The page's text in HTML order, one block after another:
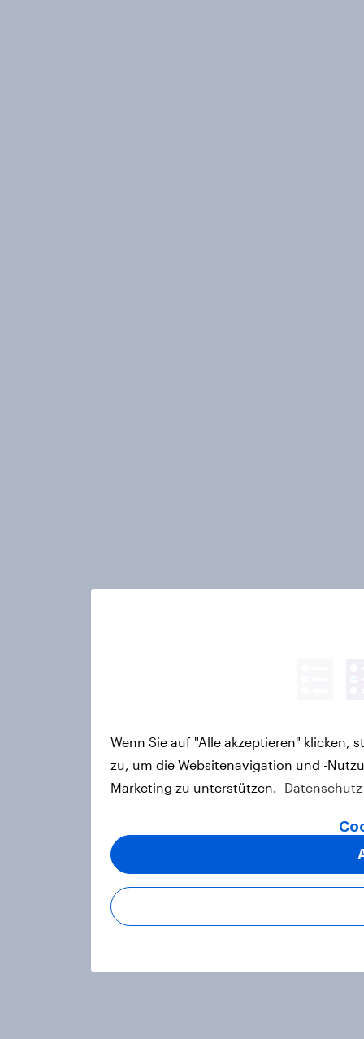
Wenn Sie auf "Alle akzeptieren" klicken,
zu, um die Websitenavigation und -
Marketing zu unterstützen.